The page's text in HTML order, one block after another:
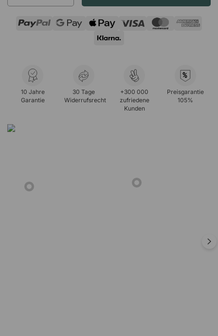
10 Jahre
Garantie
30 Tage
Widerrufsrecht
+300 000
zufriedene
Kunden
%
Preisgarantie
105%